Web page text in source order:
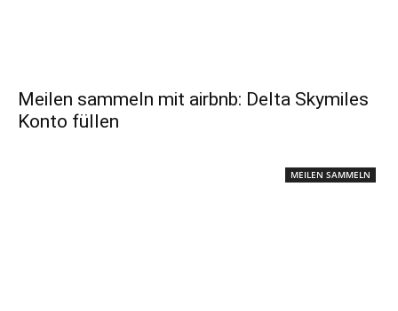
Meilen sammeln mit airbnb: Delta Skymiles
Konto füllen
MEILEN SAMMELN